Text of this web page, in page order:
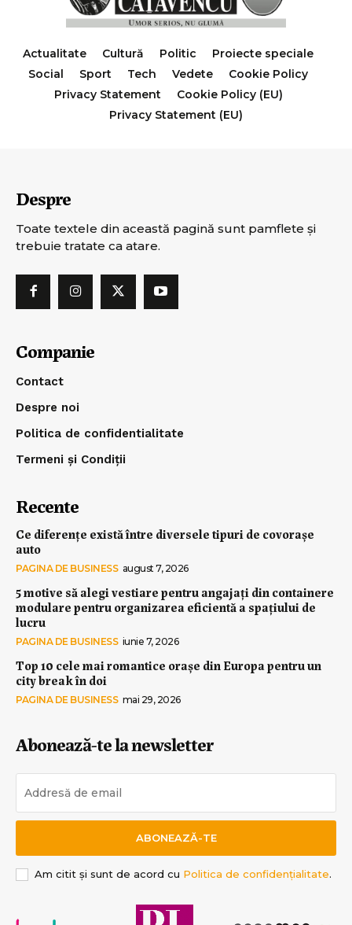
Actualitate Cultură Politic
Proiecte speciale
Social
Sport Tech Vedete
Cookie Policy
Privacy Statement
Cookie Policy (EU)
Privacy Statement (EU)
Despre
Toate textele din această pagină sunt pamflete şi
trebuie tratate ca atare.
Companie
Contact
Despre noi
Politica de confidentialitate
Termeni și Condiții
Recente
Ce diferențe există între diversele tipuri de covorașe
auto
PAGINA DE BUSINESS august 7, 2026
5 motive să alegi vestiare pentru angajați din containere
modulare pentru organizarea eficientă a spațiului de
lucru
PAGINA DE BUSINESS iunie 7, 2026
Top 10 cele mai romantice orașe din Europa pentru un
city break în doi
PAGINA DE BUSINESS mai 29, 2026
Abonează-te la newsletter
ABONEAZĂ-TE
Am citit și sunt de acord cu Politica de confidențialitate.